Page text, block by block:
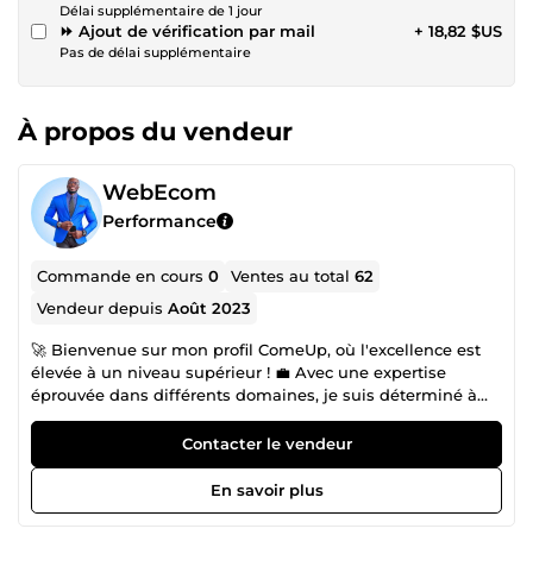
Délai supplémentaire de 1 jour
⏩ Ajout de vérification par mail
Pas de délai supplémentaire
+ 18,82 $US
À propos du vendeur
WebEcom
Performance
Commande en cours0 Ventes au total62
Vendeur depuisAoût 2023
🚀 Bienvenue sur mon profil ComeUp, où l'excellence est
élevée à un niveau supérieur ! 💼 Avec une expertise
éprouvée dans différents domaines, je suis déterminé à
vous aider à surpasser vos concurrents et à dominer votre
marché en ligne. Des boutiques en ligne élégantes et
convaincantes, des sites web réactifs et optimisés, des
stratégies de référencement intelligemment conçues et
des campagnes de réseaux sociaux percutantes - voilà les
Contacter le vendeur
En savoir plus